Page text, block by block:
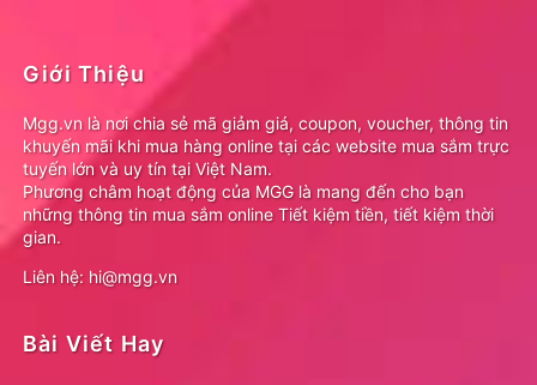
Giới Thiệu
Mgg.vn là nơi chia sẻ mã giảm giá, coupon, voucher, thông tin
khuyến mãi khi mua hàng online tại các website mua sắm trực
tuyến lớn và uy tín tại Việt Nam.
Phương châm hoạt động của MGG là mang đến cho bạn
những thông tin mua sắm online Tiết kiệm tiền, tiết kiệm thời
gian.
Liên hệ: hi@mgg.vn
Bài Viết Hay